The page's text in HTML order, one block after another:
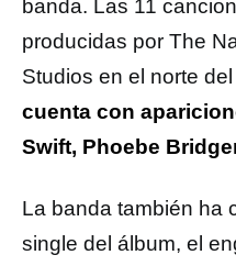
banda. Las 11
producidas por The
Studios en el norte
cuenta con
Swift, Phoebe
La banda también ha
single del álbum, el